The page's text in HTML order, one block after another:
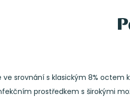
ve srovnání s klasickým 8%
prostředkem s širokými